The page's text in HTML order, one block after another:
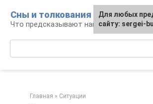
контенту
Сны и толкования
Что предсказывают нам наши сны
Главная » Ситуации
Для любых
сайту: sergei-